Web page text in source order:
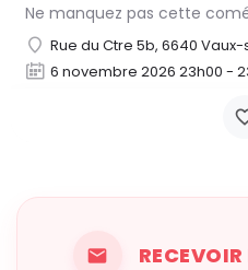
Rue du Ctre 5b, 6640
6 novembre 2026 23h00 -